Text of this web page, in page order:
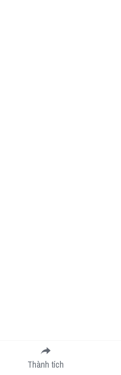
Thành tích